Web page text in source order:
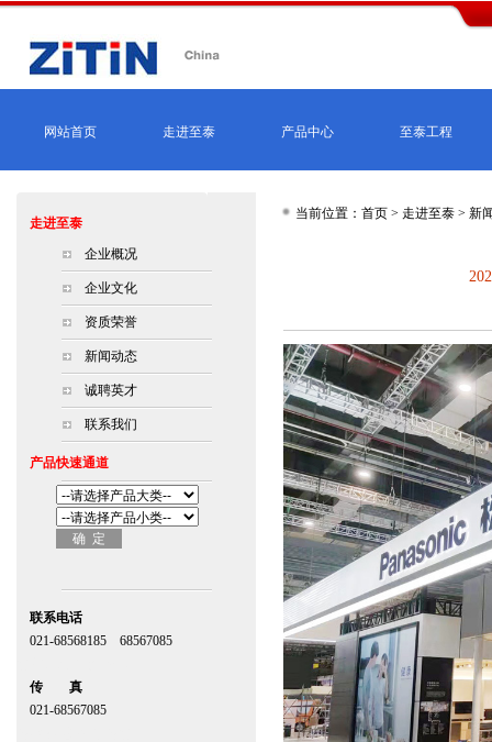
网站首页 走进至泰 产品中心 至泰工程
走进至泰
企业概况
企业文化
资质荣誉
新闻动态
诚聘英才
联系我们
产品快速通道
联系电话
021-68568185 68567085
传 真
021-68567085
当前位置：首页 > 走进至泰 > 新